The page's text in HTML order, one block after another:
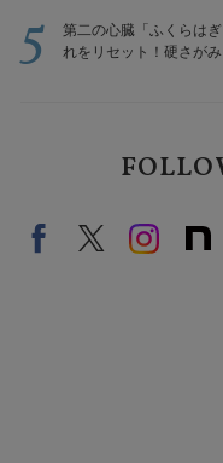
第二の心臓「ふくらは
れをリセット！硬さがみ
5
FacebookX（旧twitter）